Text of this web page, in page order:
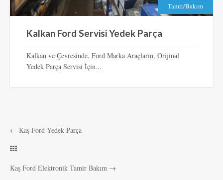
Tamir/Bakım
Kalkan Ford Servisi Yedek Parça
Kalkan ve Çevresinde, Ford Marka Araçların, Orijinal
Yedek Parça Servisi İçin...
← Kaş Ford Yedek Parça
Kaş Ford Elektronik Tamir Bakım →